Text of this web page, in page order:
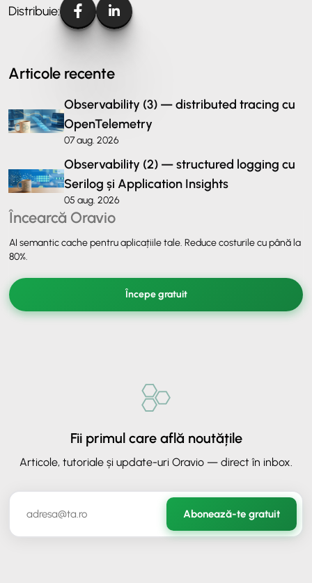
Distribuie:
Articole recente
Observability (3) — distributed tracing cu
OpenTelemetry
07 aug. 2026
Observability (2) — structured logging cu
Serilog și Application Insights
05 aug. 2026
Încearcă Oravio
AI semantic cache pentru aplicațiile tale. Reduce costurile cu până la
80%.
Începe gratuit
Fii primul care află noutățile
Articole, tutoriale și update-uri Oravio — direct în inbox.
Abonează-te gratuit
ORAVIO - Asistent AI